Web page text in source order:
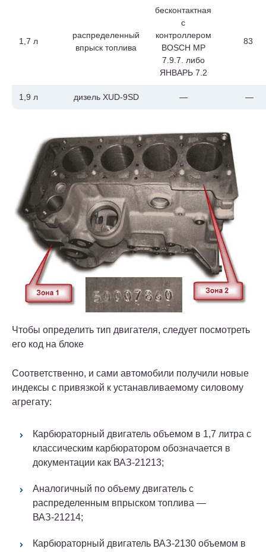
1,7 л
распределенный
впрыск топлива
бесконтактная
с
контроллером
BOSCH MP
7.9.7. либо
ЯНВАРЬ 7.2
83
1,9 л дизель XUD-9SD — —
Чтобы определить тип двигателя, следует посмотреть
его код на блоке
Соответственно, и сами автомобили получили новые
индексы с привязкой к устанавливаемому силовому
агрегату:
Карбюраторный двигатель объемом в 1,7 литра с
классическим карбюратором обозначается в
документации как ВАЗ-21213;
Аналогичный по объему двигатель с
распределенным впрыском топлива —
ВАЗ-21214;
Карбюраторный двигатель ВАЗ-2130 объемом в